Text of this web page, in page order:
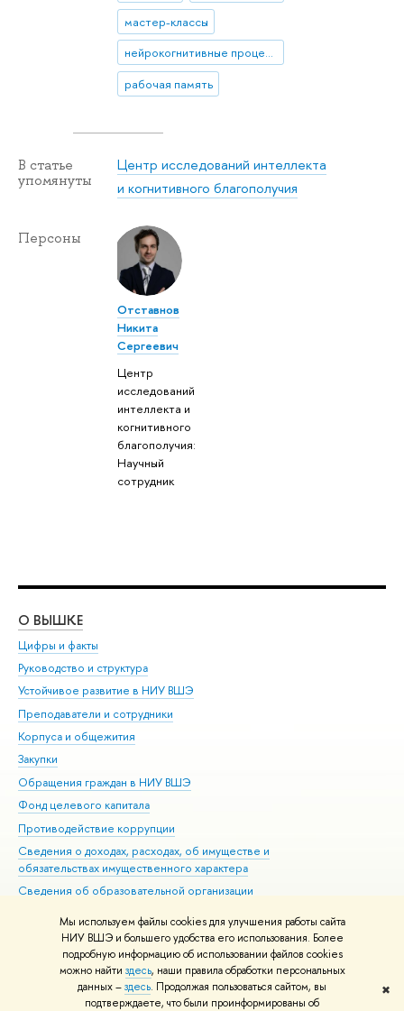
Мы используем файлы cookies для улучшения работы сайта
НИУ ВШЭ и большего удобства его использования. Более
подробную информацию об использовании файлов cookies
можно найти здесь, наши правила обработки персональных
данных –здесь. Продолжая пользоваться сайтом, вы
подтверждаете, что были проинформированы об
✖
мастер-классы
нейрокогнитивные процессы
рабочая память
В статье
упомянуты
Центр исследований интеллекта
и когнитивного благополучия
Персоны
Отставнов
Никита
Сергеевич
Центр
исследований
интеллекта и
когнитивного
благополучия:
Научный
сотрудник
О ВЫШКЕ
Цифры и факты
Руководство и структура
Устойчивое развитие в НИУ ВШЭ
Преподаватели и сотрудники
Корпуса и общежития
Закупки
Обращения граждан в НИУ ВШЭ
Фонд целевого капитала
Противодействие коррупции
Сведения о доходах, расходах, об имуществе и
обязательствах имущественного характера
Сведения об образовательной организации
Людям с ограниченными возможностями здоровья
Единая платежная страница
Работа в Вышке